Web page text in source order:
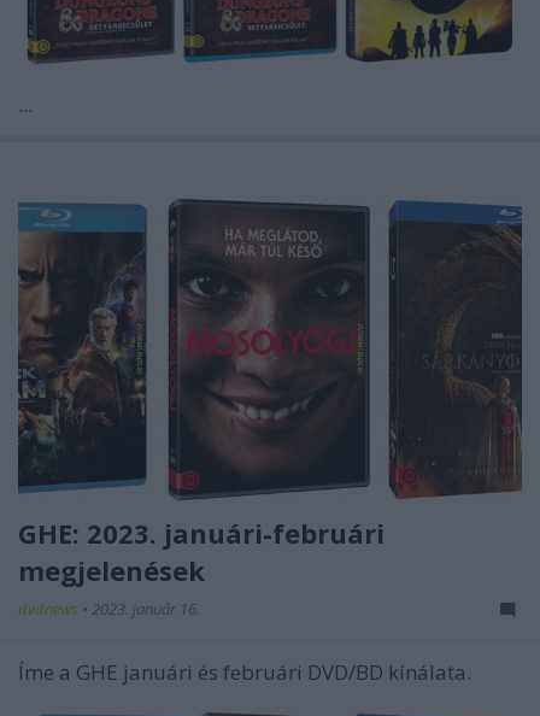
...
GHE: 2023. januári-februári
megjelenések
dvdnews • 2023. január 16.
Íme a GHE januári és februári DVD/BD kínálata.